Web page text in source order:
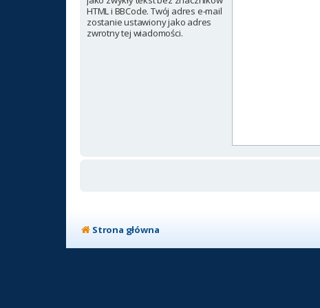
HTML i BBCode. Twój adres e-mail
zostanie ustawiony jako adres
zwrotny tej wiadomości.
Strona główna